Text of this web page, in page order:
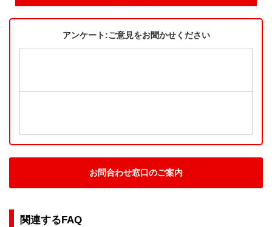
アンケート:ご意見をお聞かせください
お問合わせ窓口のご案内
関連するFAQ